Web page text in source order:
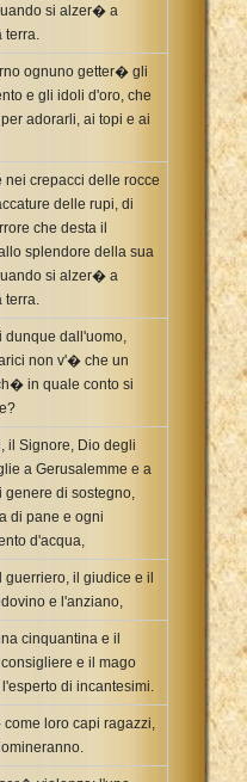
si alzer� a
ognuno getter� gli
e gli idoli d'oro, che
adorarli, ai topi e ai
nei crepacci delle rocce
delle rupi, di
che desta il
splendore della sua
si alzer� a
dunque dall'uomo,
non v'� che un
in quale conto si
il Signore, Dio degli
a Gerusalemme e a
genere di sostegno,
di pane e ogni
d'acqua,
guerriero, il giudice e il
e l'anziano,
cinquantina e il
e il mago
di incantesimi.
loro capi ragazzi,